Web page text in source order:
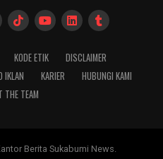
KODE ETIK
DISCLAIMER
IKLAN KARIER
HUBUNGI KAMI
THE TEAM
Berita Sukabumi News.